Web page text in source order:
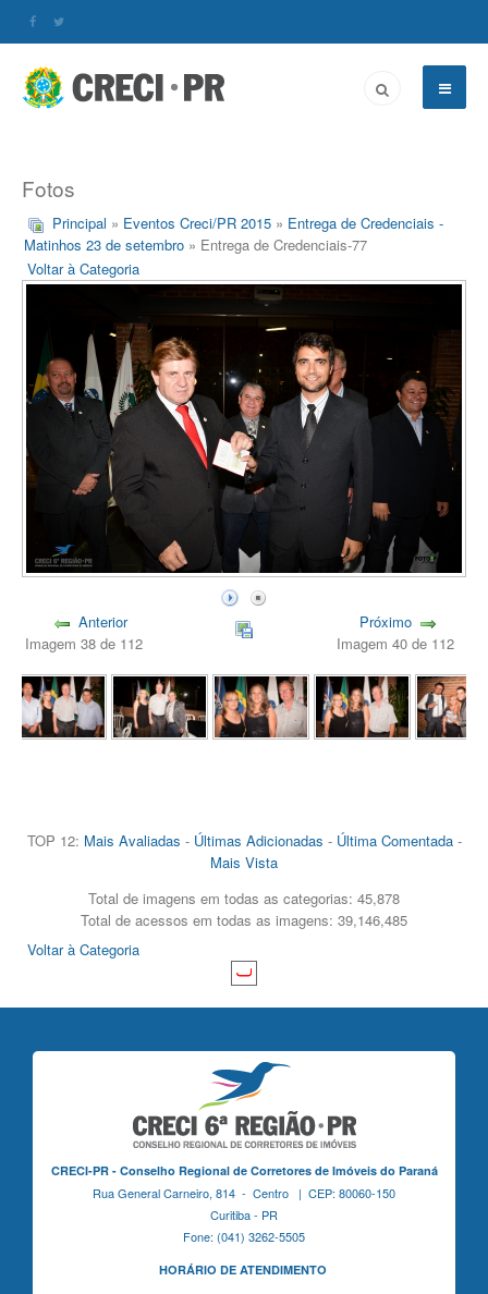
Fotos
Principal » Eventos Creci/PR 2015 » Entrega de Credenciais -
Matinhos 23 de setembro » Entrega de Credenciais-77
Voltar à Categoria
Anterior
Imagem 38 de 112
Próximo
Imagem 40 de 112
TOP 12: Mais Avaliadas - Últimas Adicionadas - Última Comentada-
Mais Vista
Total de imagens em todas as categorias: 45,878
Total de acessos em todas as imagens: 39,146,485
Voltar à Categoria
CRECI-PR - Conselho Regional de Corretores de Imóveis do Paraná
Rua General Carneiro, 814 - Centro | CEP: 80060-150
Curitiba - PR
Fone: (041) 3262-5505
HORÁRIO DE ATENDIMENTO